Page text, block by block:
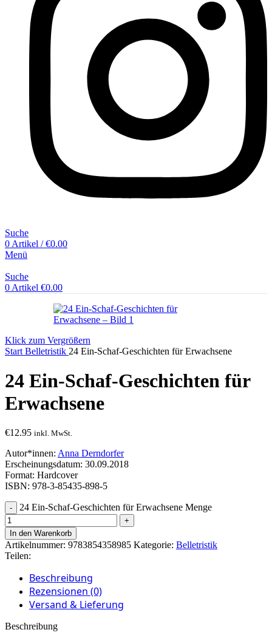
Suche
0 Artikel / €0.00
Menü
Suche
0 Artikel €0.00
Klick zum Vergrößern
Start Belletristik 24 Ein-Schaf-Geschichten für Erwachsene
24 Ein-Schaf-Geschichten für
Erwachsene
€12.95 inkl. MwSt.
Autor*innen: Anna Derndorfer
Erscheinungsdatum: 30.09.2018
Format: Hardcover
ISBN: 978-3-85435-898-5
24 Ein-Schaf-Geschichten für Erwachsene Menge
In den Warenkorb
Artikelnummer: 9783854358985 Kategorie: Belletristik
Teilen:
Beschreibung
Rezensionen (0)
Versand & Lieferung
Beschreibung